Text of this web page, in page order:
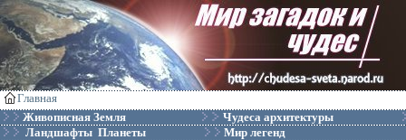
Главная
Живописная Земля
Чудеса архитектуры
Ландшафты Планеты
Мир легенд